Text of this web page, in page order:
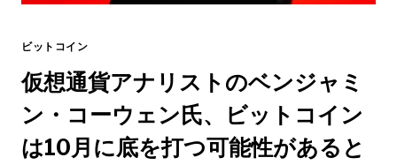
ビットコイン
仮想通貨アナリストのベンジャミ
ン・コーウェン氏、ビットコイン
は10月に底を打つ可能性があると